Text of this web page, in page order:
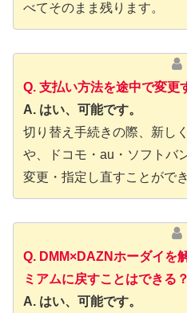
べてそのまま残ります。
Q. 支払い方法を途中で変更
A. はい、可能です。
切り替え手続きの際、新し
や、ドコモ・au・ソフトバ
変更・指定し直すことができ
Q. DMM×DAZNホーダイを
ミアムに戻すことはできる？
A. はい、可能です。